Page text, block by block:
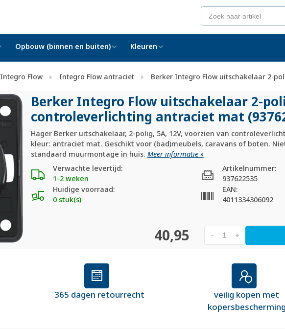
Opbouw (binnen en buiten) Kleuren
Integro Flow Integro Flow antraciet Berker Integro Flow uitschakelaar 2-
Berker Integro Flow uitschakelaar 2-
controleverlichting antraciet mat
Hager Berker uitschakelaar, 2-polig, 5A, 12V, voorzien van
kleur: antraciet mat. Geschikt voor (bad)meubels, caravans of boten.
standaard muurmontage in huis. Meer informatie »
Verwachte levertijd:
1-2 weken
Huidige voorraad:
0 stuk(s)
Artikelnummer:
937622535
EAN:
4011334306092
40,95 +
-
365 dagen retourrecht
veilig kopen met
kopersbescherming